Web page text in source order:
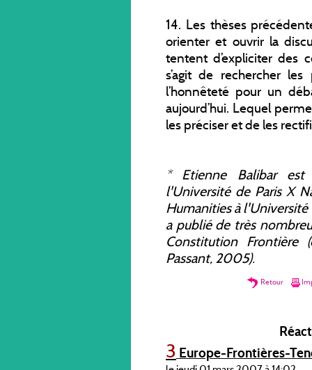
14. Les thèses
orienter et ouvrir la
tentent d’expliciter des
s’agit de rechercher
l’honnêteté pour un
aujourd’hui. Lequel
les préciser et de les
*Etienne Balibar est
l'Université de Paris X
Humanitiesà l'Université
a publié de très
Constitution Frontière
Passant, 2005).
Retour
3 Europe-Frontières-